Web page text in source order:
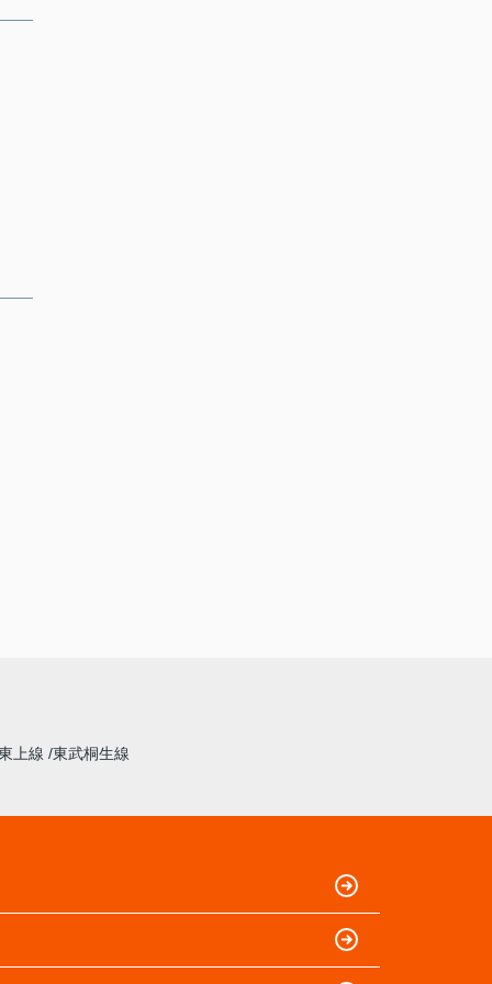
上線 東武桐生線